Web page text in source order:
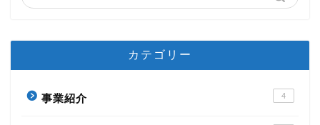
カテゴリー
事業紹介 4